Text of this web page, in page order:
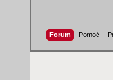
Forum Pomoć